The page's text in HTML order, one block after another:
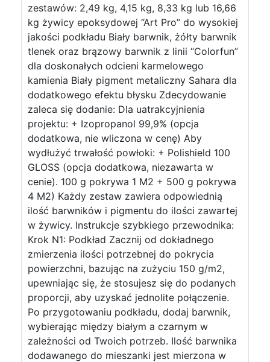
zestawów: 2,49 kg, 4,15 kg, 8,33 kg lub 16,66
kg żywicy epoksydowej “Art Pro” do wysokiej
jakości podkładu Biały barwnik, żółty barwnik
tlenek oraz brązowy barwnik z linii “Colorfun”
dla doskonałych odcieni karmelowego
kamienia Biały pigment metaliczny Sahara dla
dodatkowego efektu błysku Zdecydowanie
zaleca się dodanie: Dla uatrakcyjnienia
projektu: + Izopropanol 99,9% (opcja
dodatkowa, nie wliczona w cenę) Aby
wydłużyć trwałość powłoki: + Polishield 100
GLOSS (opcja dodatkowa, niezawarta w
cenie). 100 g pokrywa 1 M2 + 500 g pokrywa
4 M2) Każdy zestaw zawiera odpowiednią
ilość barwników i pigmentu do ilości zawartej
w żywicy. Instrukcje szybkiego przewodnika:
Krok N1: Podkład Zacznij od dokładnego
zmierzenia ilości potrzebnej do pokrycia
powierzchni, bazując na zużyciu 150 g/m2,
upewniając się, że stosujesz się do podanych
proporcji, aby uzyskać jednolite połączenie.
Po przygotowaniu podkładu, dodaj barwnik,
wybierając między białym a czarnym w
zależności od Twoich potrzeb. Ilość barwnika
dodawanego do mieszanki jest mierzona w